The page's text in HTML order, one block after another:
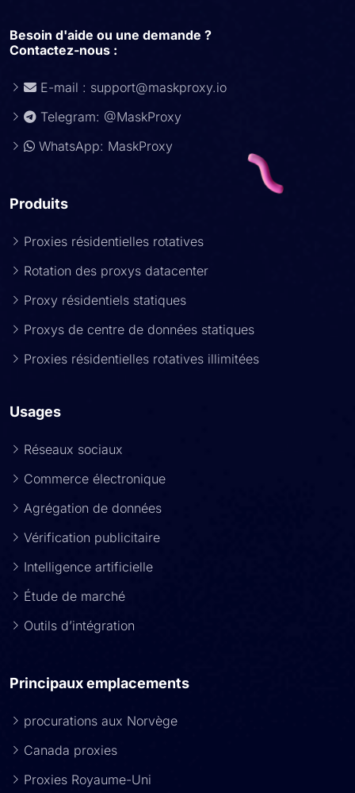
Besoin d'aide ou une demande ?
Contactez-nous :
E-mail : support@maskproxy.io
Telegram: @MaskProxy
WhatsApp: MaskProxy
Produits
Proxies résidentielles rotatives
Rotation des proxys datacenter
Proxy résidentiels statiques
Proxys de centre de données statiques
Proxies résidentielles rotatives illimitées
Usages
Réseaux sociaux
Commerce électronique
Agrégation de données
Vérification publicitaire
Intelligence artificielle
Étude de marché
Outils d’intégration
Principaux emplacements
procurations aux Norvège
Canada proxies
Proxies Royaume-Uni